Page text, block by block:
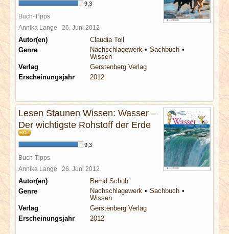
9,3
Buch-Tipps
Annika Lange 26. Juni 2012
Autor(en)
Claudia Toll
Genre
Nachschlagewerk
Sachbuch
Wissen
Verlag
Gerstenberg Verlag
Erscheinungsjahr
2012
Lesen Staunen Wissen: Wasser –
Der wichtigste Rohstoff der Erde
HOT
9,3
Buch-Tipps
Annika Lange 26. Juni 2012
Autor(en)
Bernd Schuh
Genre
Nachschlagewerk
Sachbuch
Wissen
Verlag
Gerstenberg Verlag
Erscheinungsjahr
2012